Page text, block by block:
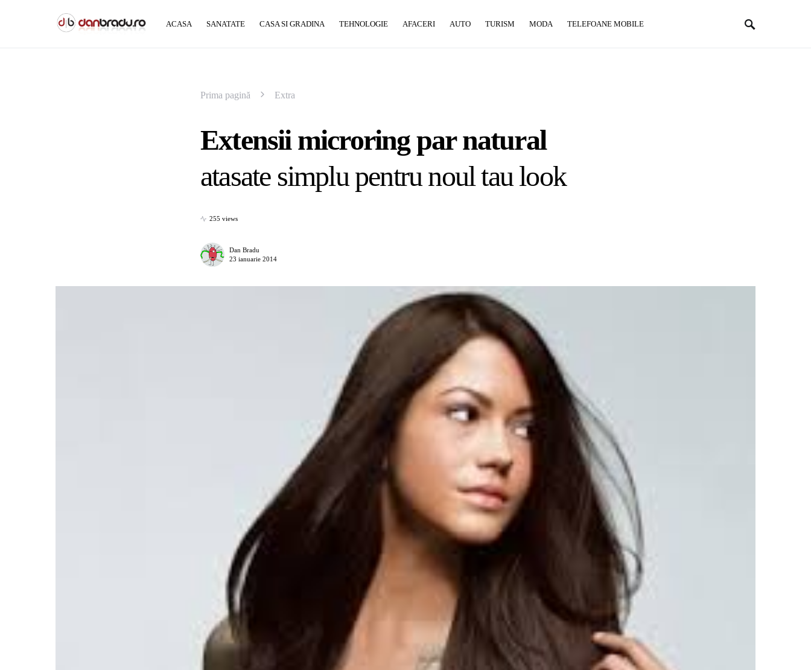
ACASA SANATATE CASA SI GRADINA TEHNOLOGIE AFACERI AUTO TURISM MODA TELEFOANE MOBILE
Prima pagină Extra
Extensii microring par natural
atasate simplu pentru noul tau look
255 views
Dan Bradu
23 ianuarie 2014